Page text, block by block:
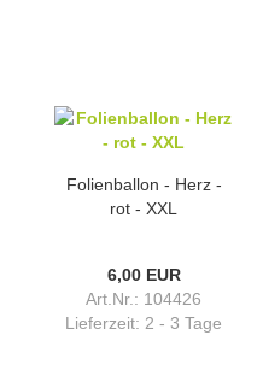
Folienballon - Herz -
rot - XXL
6,00 EUR
Art.Nr.: 104426
Lieferzeit: 2 - 3 Tage